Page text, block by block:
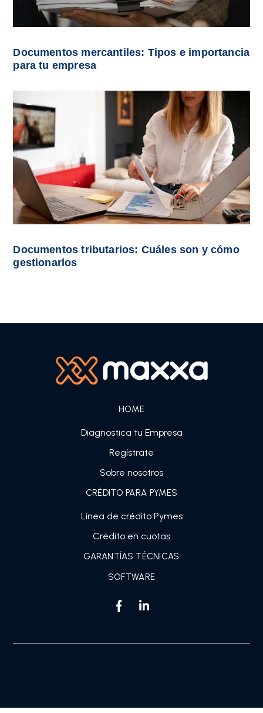
Documentos mercantiles: Tipos e importancia
para tu empresa
Documentos tributarios: Cuáles son y cómo
gestionarlos
HOME
Diagnostica tu Empresa
Regístrate
Sobre nosotros
CRÉDITO PARA PYMES
Línea de crédito Pymes
Crédito en cuotas
GARANTÍAS TÉCNICAS
SOFTWARE